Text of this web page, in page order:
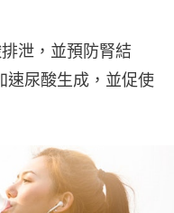
泄，並預防腎結
速尿酸生成，並促使